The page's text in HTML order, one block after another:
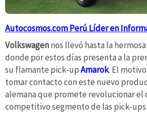
Autocosmos.com Perú Líder en
Volkswagennos llevó hasta la
donde por estos días presenta a la
su flamante pick-upAmarok. El
tomar contacto con este nuevo
alemana que promete revolucionar el
competitivo segmento de las pick-ups